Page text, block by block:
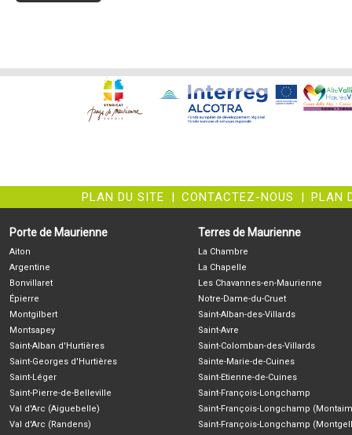
PLAN DU SITE | CONTACTEZ-NOUS | PLAN
Porte de Maurienne
Aiton
Argentine
Bonvillaret
Épierre
Montgilbert
Montsapey
Saint-Alban d'Hurtières
Saint-Georges d'Hurtières
Saint-Léger
Saint-Pierre-de-Belleville
Val d'Arc (Aiguebelle)
Val d'Arc (Randens)
Terres de Maurienne
La Chambre
La Chapelle
Les Chavannes-en-Maurienne
Notre-Dame-du-Cruet
Saint-Alban-des-Villards
Saint-Avre
Saint-Colomban-des-Villards
Sainte-Marie-de-Cuines
Saint-Etienne-de-Cuines
Saint-François-Longchamp
Saint-François-Longchamp
Saint-François-Longchamp